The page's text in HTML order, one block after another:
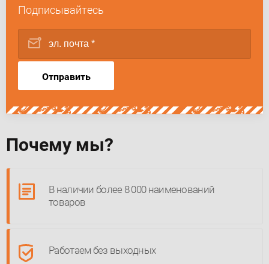
Почему мы?
В наличии более 8 000 наименований
товаров
Работаем без выходных
Подписывайтесь
Отправить